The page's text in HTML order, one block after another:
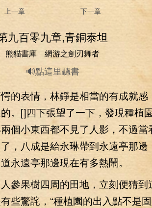
上一章 下一章
九百零九章,青銅泰坦
熊貓書庫 網游之劍刃舞者
🔊點這里聽書
表情，林錚是相當的有成就感
。[]四下張望了一下，發現種植
個小東西都不見了人影，不過當
，八成是給永琳帶到永遠亭那邊
永遠亭那邊現在有多熱鬧。
果樹四周的田地，立刻便猜到
些驚詫，“種植園的出入點不是